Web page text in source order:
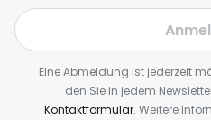
Eine Abmeldung ist jederzeit
den Sie in jedem
Kontaktformular. Weitere